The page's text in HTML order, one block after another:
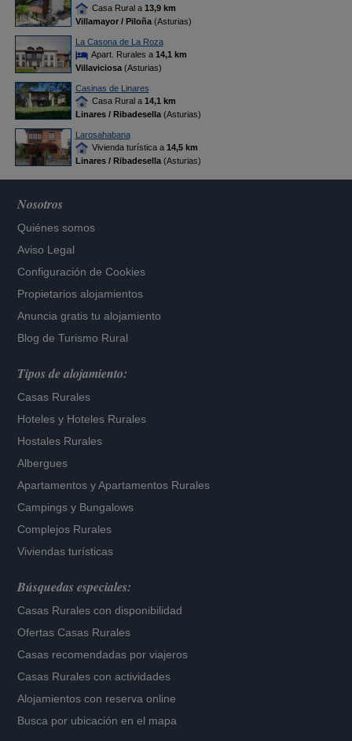
Casa Rural a 13,9 km
Villamayor / Piloña(Asturias)
La Casona de La Roza
Apart. Rurales a 14,1 km
Villaviciosa(Asturias)
Casinas de Linares
Casa Rural a 14,1 km
Linares / Ribadesella(Asturias)
Larosahabana
Vivienda turística a 14,5 km
Linares / Ribadesella(Asturias)
Nosotros
Quiénes somos
Aviso Legal
Configuración de Cookies
Propietarios alojamientos
Anuncia gratis tu alojamiento
Blog de Turismo Rural
Tipos de alojamiento:
Casas Rurales
Hoteles y Hoteles Rurales
Hostales Rurales
Albergues
Apartamentos yApartamentos Rurales
Campings y Bungalows
Complejos Rurales
Viviendas turísticas
Búsquedas especiales:
Casas Rurales con disponibilidad
Ofertas Casas Rurales
Casas recomendadas por viajeros
Casas Rurales con actividades
Alojamientos con reserva online
Busca por ubicación en el mapa